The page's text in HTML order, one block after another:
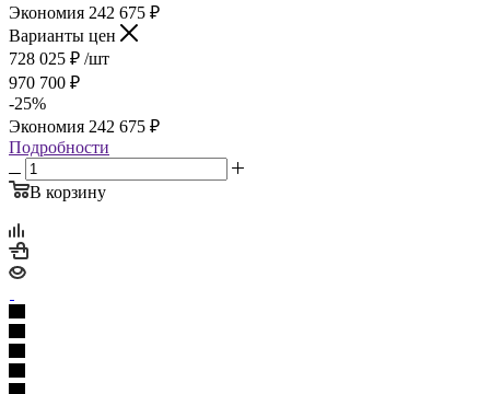
Экономия 242 675 ₽
Варианты цен
728 025 ₽ /шт
970 700 ₽
-25%
Экономия 242 675 ₽
Подробности
В корзину